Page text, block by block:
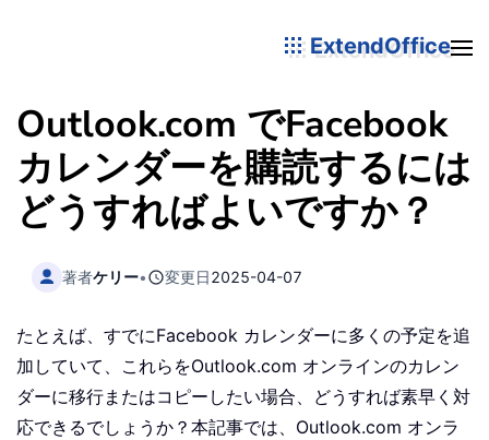
ExtendOffice
Outlook.com でFacebook
カレンダーを購読するには
どうすればよいですか？
著者ケリー• 変更日2025-04-07
たとえば、すでにFacebook カレンダーに多くの予定を追
加していて、これらをOutlook.com オンラインのカレン
ダーに移行またはコピーしたい場合、どうすれば素早く対
応できるでしょうか？本記事では、Outlook.com オンラ